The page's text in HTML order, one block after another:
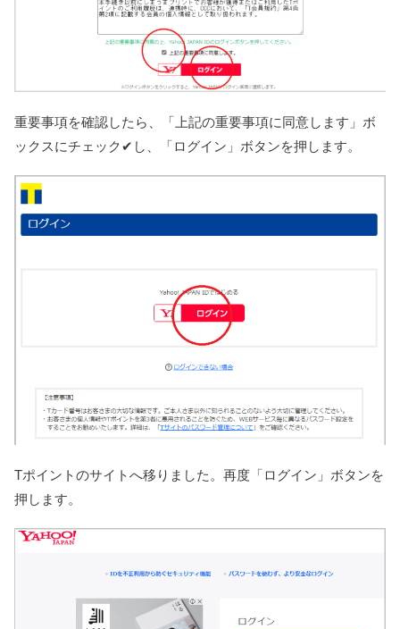
重要事項を確認したら、「上記の重要事項に同意します」ボ
ックスにチェック✔し、「ログイン」ボタンを押します。
Tポイントのサイトへ移りました。再度「ログイン」ボタンを
押します。